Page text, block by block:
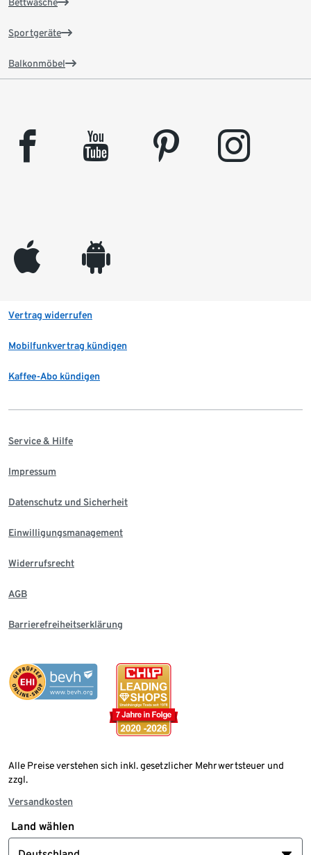
Bettwäsche
Sportgeräte
Balkonmöbel
facebook youtube pinterest instagram
appleinc android
Vertrag widerrufen
Mobilfunkvertrag kündigen
Kaffee-Abo kündigen
Service & Hilfe
Impressum
Datenschutz und Sicherheit
Einwilligungsmanagement
Widerrufsrecht
AGB
Barrierefreiheitserklärung
Alle Preise verstehen sich inkl. gesetzlicher Mehrwertsteuer und
zzgl.
Versandkosten
Land wählen